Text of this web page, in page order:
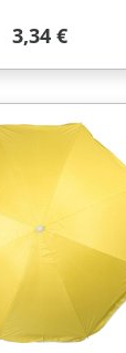
Regulärer
3,34 €